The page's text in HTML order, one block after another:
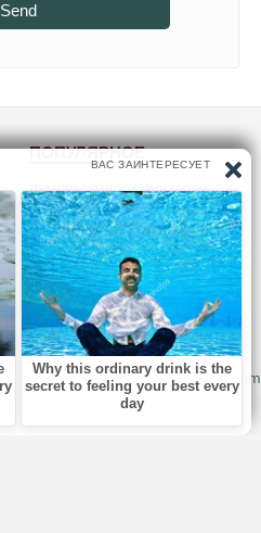
Send
ПОПУЛЯРНОЕ
Фантастика и фэнтези
Детективы, триллеры
Для детей
Роман, проза
Приключения
Юмор, сатира
© 2010-2026Audiobook-mp3.com